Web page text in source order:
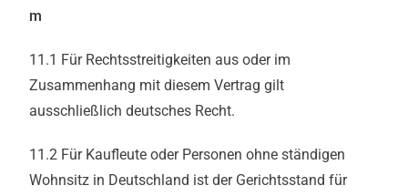
m
11.1 Für Rechtsstreitigkeiten aus oder im
Zusammenhang mit diesem Vertrag gilt
ausschließlich deutsches Recht.
11.2 Für Kaufleute oder Personen ohne ständigen
Wohnsitz in Deutschland ist der Gerichtsstand für